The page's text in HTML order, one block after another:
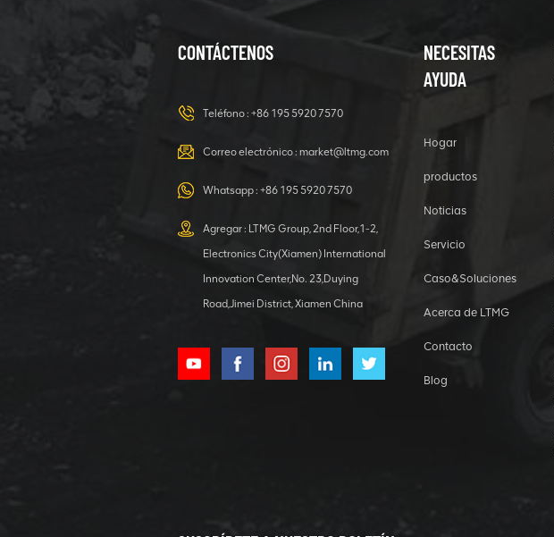
CONTÁCTENOS
Teléfono : +86 195 5920 7570
Correo electrónico : market@ltmg.com
Whatsapp : +86 195 5920 7570
Agregar : LTMG Group, 2nd Floor,1-2,
Electronics City(Xiamen) International
Innovation Center,No. 23,Duying
Road,Jimei District, Xiamen China
NECESITAS
AYUDA
Hogar
productos
Noticias
Servicio
Caso&Soluciones
Acerca de LTMG
Contacto
Blog